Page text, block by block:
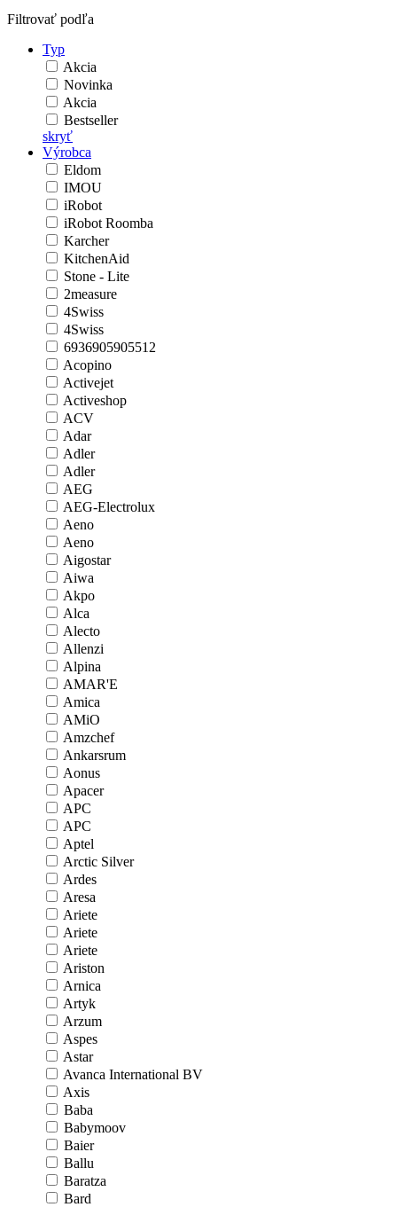
Filtrovať podľa
Typ
Akcia
Novinka
Akcia
Bestseller
skryť
Výrobca
Eldom
IMOU
iRobot
iRobot Roomba
Karcher
KitchenAid
Stone - Lite
2measure
4Swiss
4Swiss
6936905905512
Acopino
Activejet
Activeshop
ACV
Adar
Adler
Adler
AEG
AEG-Electrolux
Aeno
Aeno
Aigostar
Aiwa
Akpo
Alca
Alecto
Allenzi
Alpina
AMAR'E
Amica
AMiO
Amzchef
Ankarsrum
Aonus
Apacer
APC
APC
Aptel
Arctic Silver
Ardes
Aresa
Ariete
Ariete
Ariete
Ariston
Arnica
Artyk
Arzum
Aspes
Astar
Avanca International BV
Axis
Baba
Babymoov
Baier
Ballu
Baratza
Bard